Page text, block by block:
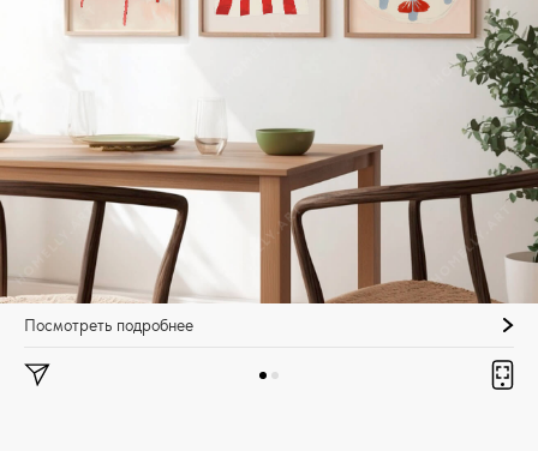
Посмотреть подробнее